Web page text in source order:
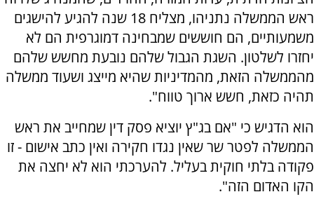
ראש הממשלה נתניהו, מצליח 18 שנה להגיע להישגים
משמעותיים, הם חוששים שמבחינה דמוגרפית הם לא
יחזרו לשלטון. השגת הגבול שלהם נובעת מחשש שלהם
מהממשלה הזאת, מהמדיניות שהיא מייצג ושעוד ממשלה
תהיה כזאת, חשש ארוך טווח".
הוא הדגיש כי "אם בג"ץ יוציא פסק דין שמחייב את ראש
הממשלה לפטר שר שאין נגדו חקירה ואין כתב אישום - זו
פקודה בלתי חוקית בעליל. להערכתי הוא לא יחצה את
הקו האדום הזה".